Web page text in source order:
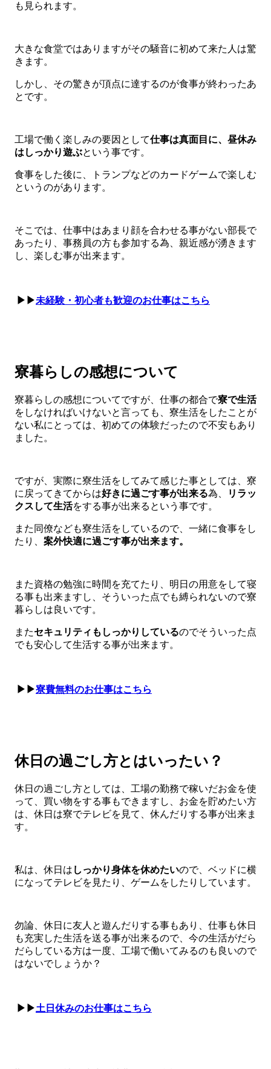
も見られます。
大きな食堂ではありますがその騒音に初めて来た人は驚
きます。
しかし、その驚きが頂点に達するのが食事が終わったあ
とです。
工場で働く楽しみの要因として仕事は真面目に、 昼休み
はしっかり遊ぶという事です。
食事をした後に、トランプなどのカードゲームで楽しむ
というのがあります。
そこでは、仕事中はあまり顔を合わせる事がない部長で
あったり、事務員の方も参加する為、親近感が湧きます
し、楽しむ事が出来ます。
▶▶未経験・初心者も歓迎のお仕事はこちら
寮暮らしの感想について
寮暮らしの感想についてですが、仕事の都合で寮で生活
をしなければいけないと言っても、寮生活をしたことが
ない私にとっては、初めての体験だったので不安もあり
ました。
ですが、実際に寮生活をしてみて感じた事としては、寮
に戻ってきてからは好きに過ごす事が出来る為、
リラッ
クスして生活をする事が出来るという事です。
また同僚なども寮生活をしているので、一緒に食事をし
たり、 案外快適に過ごす事が出来ます。
また資格の勉強に時間を充てたり、明日の用意をして寝
る事も出来ますし、そういった点でも縛られないので寮
暮らしは良いです。
またセキュリティもしっかりしているのでそういった点
でも安心して生活する事が出来ます。
▶▶寮費無料のお仕事はこちら
休日の過ごし方とはいったい？
休日の過ごし方としては、工場の勤務で稼いだお金を使
って、買い物をする事もできますし、お金を貯めたい方
は、休日は寮でテレビを見て、休んだりする事が出来ま
す。
私は、休日は しっかり身体を休めたいので、ベッドに横
になってテレビを見たり、ゲームをしたりしています。
勿論、休日に友人と遊んだりする事もあり、仕事も休日
も充実した生活を送る事が出来るので、今の生活がだら
だらしている方は一度、工場で働いてみるのも良いので
はないでしょうか？
▶▶土日休みのお仕事はこちら